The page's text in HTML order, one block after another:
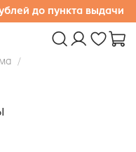
до пункта выдачи